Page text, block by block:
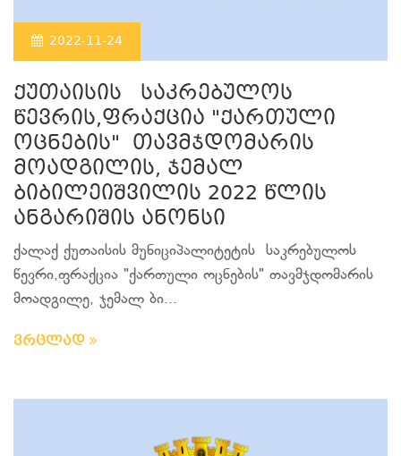
2022-11-24
ქუთაისის საკრებულოს
წევრის,ფრაქცია "ქართული
ოცნების" თავმჯდომარის
მოადგილის, ჯემალ
ბიბილეიშვილის 2022 წლის
ანგარიშის ანონსი
ქალაქ ქუთაისის მუნიციპალიტეტის საკრებულოს
წევრი,ფრაქცია "ქართული ოცნების" თავმჯდომარის
მოადგილე, ჯემალ ბი...
ვრცლად